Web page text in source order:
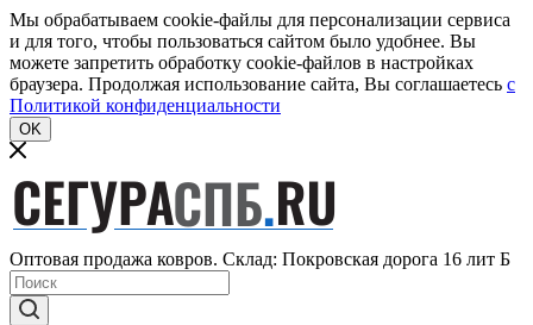
Мы обрабатываем cookie-файлы для персонализации сервиса
и для того, чтобы пользоваться сайтом было удобнее. Вы
можете запретить обработку cookie-файлов в настройках
браузера. Продолжая использование сайта, Вы соглашаетесь c
Политикой конфиденциальности
OK
Оптовая продажа ковров. Склад: Покровская дорога 16 лит Б